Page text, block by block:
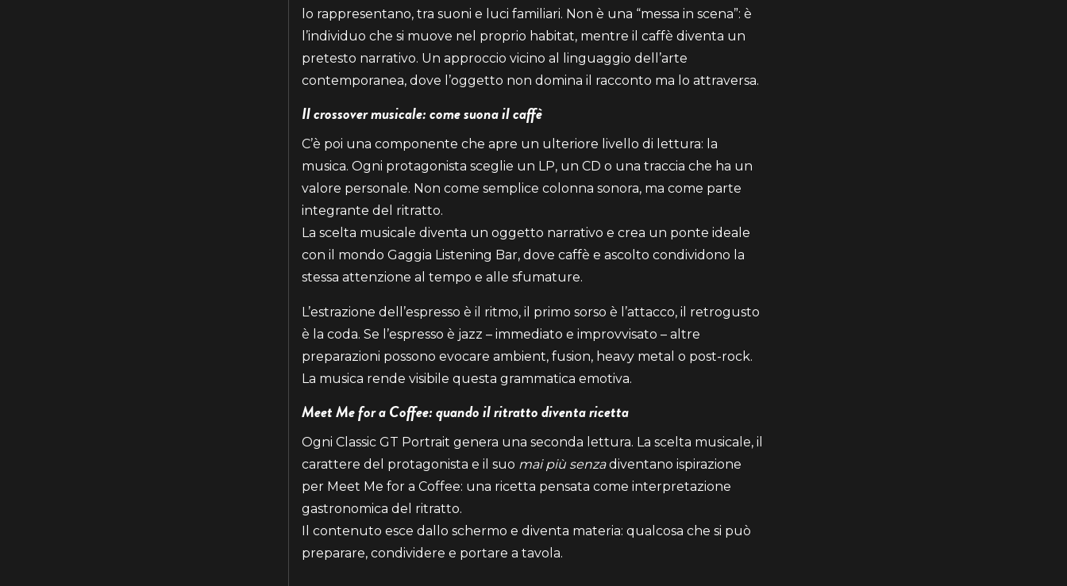
lo rappresentano, tra suoni e luci familiari. Non è una “messa in scena”: è
l’individuo che si muove nel proprio habitat, mentre il caffè diventa un
pretesto narrativo. Un approccio vicino al linguaggio dell’arte
contemporanea, dove l’oggetto non domina il racconto ma lo attraversa.
Il crossover musicale: come suona il caffè
C’è poi una componente che apre un ulteriore livello di lettura: la
musica. Ogni protagonista sceglie un LP, un CD o una traccia che ha un
valore personale. Non come semplice colonna sonora, ma come parte
integrante del ritratto.
La scelta musicale diventa un oggetto narrativo e crea un ponte ideale
con il mondo Gaggia Listening Bar, dove caffè e ascolto condividono la
stessa attenzione al tempo e alle sfumature.
L’estrazione dell’espresso è il ritmo, il primo sorso è l’attacco, il retrogusto
è la coda. Se l’espresso è jazz – immediato e improvvisato – altre
preparazioni possono evocare ambient, fusion, heavy metal o post-rock.
La musica rende visibile questa grammatica emotiva.
Meet Me for a Coffee: quando il ritratto diventa ricetta
Ogni Classic GT Portrait genera una seconda lettura. La scelta musicale, il
carattere del protagonista e il suo mai più senzadiventano ispirazione
per Meet Me for a Coffee: una ricetta pensata come interpretazione
gastronomica del ritratto.
Il contenuto esce dallo schermo e diventa materia: qualcosa che si può
preparare, condividere e portare a tavola.